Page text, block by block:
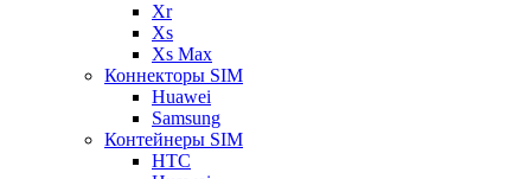
Xr
Xs
Xs Max
Коннекторы SIM
Huawei
Samsung
Контейнеры SIM
HTC